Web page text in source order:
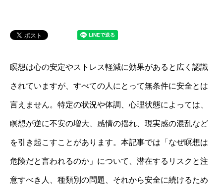
瞑想は心の安定やストレス軽減に効果があると広く認識
されていますが、すべての人にとって無条件に安全とは
言えません。特定の状況や体調、心理状態によっては、
瞑想が逆に不安の増大、感情の揺れ、現実感の混乱など
を引き起こすことがあります。本記事では「なぜ瞑想は
危険だと言われるのか」について、潜在するリスクと注
意すべき人、種類別の問題、それから安全に続けるため